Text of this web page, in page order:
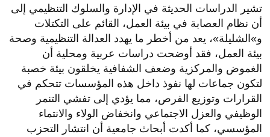
تشير الدراسات الحديثة في الإدارة والسلوك التنظيمي إلى
أن نظام العصابة في بيئة العمل، القائم على التكتلات
و»الشليلة»، يعد من أخطر ما يهدد العدالة التنظيمية وصحة
بيئة العمل، فقد أوضحت دراسات عربية ومحلية أن
الغموض والمركزية وضعف الشفافية يخلقون بيئة خصبة
لتكون جماعات لها نفوذ داخل هذه المؤسسات تتحكم في
القرارات وتوزيع الفرص، مما يؤدي إلى تفشي التنمر
الوظيفي والعزل الاجتماعي وانخفاض الولاء والانتماء
المؤسسي، كما أكدت أبحاث جامعية أن انتشار التحزب